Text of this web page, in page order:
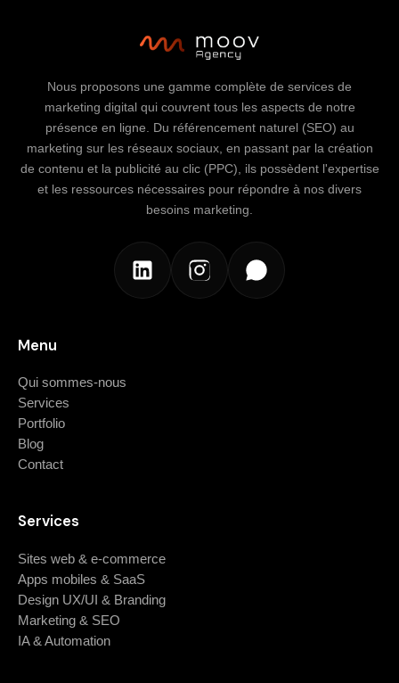
Nous proposons une gamme complète de services de
marketing digital qui couvrent tous les aspects de notre
présence en ligne. Du référencement naturel (SEO) au
marketing sur les réseaux sociaux, en passant par la création
de contenu et la publicité au clic (PPC), ils possèdent l'expertise
et les ressources nécessaires pour répondre à nos divers
besoins marketing.
Menu
Qui sommes-nous
Services
Portfolio
Blog
Contact
Services
Sites web & e-commerce
Apps mobiles & SaaS
Design UX/UI & Branding
Marketing & SEO
IA & Automation